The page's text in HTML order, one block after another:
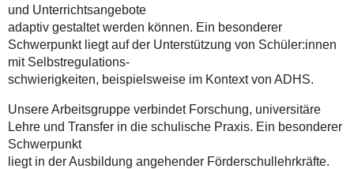
und Unterrichtsangebote
adaptiv gestaltet werden können. Ein besonderer
Schwerpunkt liegt auf der Unterstützung von Schüler:innen
mit Selbstregulations-
schwierigkeiten, beispielsweise im Kontext von ADHS.
Unsere Arbeitsgruppe verbindet Forschung, universitäre
Lehre und Transfer in die schulische Praxis. Ein besonderer
Schwerpunkt
liegt in der Ausbildung angehender Förderschullehrkräfte.